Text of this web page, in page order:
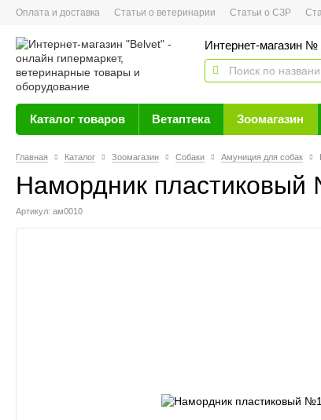
Оплата и доставка Статьи о ветеринарии Статьи о СЗР
Интернет-магазин №
Каталог товаров Ветаптека Зоомагазин
Главная Каталог Зоомагазин Собаки Амуниция для собак
Намордник
Артикул: ам0010